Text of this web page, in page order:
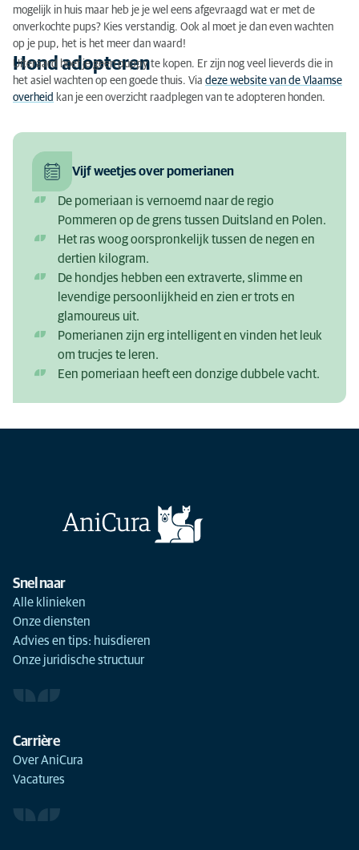
mogelijk in huis maar heb je je wel eens afgevraagd wat er met de
onverkochte pups? Kies verstandig. Ook al moet je dan even wachten
op je pup, het is het meer dan waard!
Hond adopteren
Uiteraard hoef je geen puppy te kopen. Er zijn nog veel lieverds die in
het asiel wachten op een goede thuis. Via deze website van de Vlaamse
overheid kan je een overzicht raadplegen van te adopteren honden.
Vijf weetjes over pomerianen
De pomeriaan is vernoemd naar de regio
Pommeren op de grens tussen Duitsland en Polen.
Het ras woog oorspronkelijk tussen de negen en
dertien kilogram.
De hondjes hebben een extraverte, slimme en
levendige persoonlijkheid en zien er trots en
glamoureus uit.
Pomerianen zijn erg intelligent en vinden het leuk
om trucjes te leren.
Een pomeriaan heeft een donzige dubbele vacht.
Snel naar
Alle klinieken
Onze diensten
Advies en tips: huisdieren
Onze juridische structuur
Carrière
Over AniCura
Vacatures